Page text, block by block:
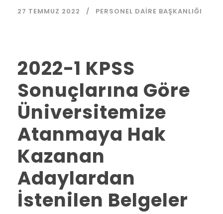
27 TEMMUZ 2022 PERSONEL DAIRE BAŞKANLIĞI
2022-1 KPSS
Sonuçlarına Göre
Üniversitemize
Atanmaya Hak
Kazanan
Adaylardan
İstenilen Belgeler